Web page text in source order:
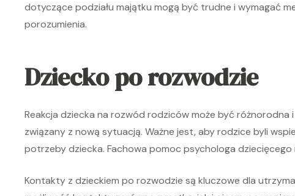
dotyczące podziału majątku mogą być trudne i wymagać
porozumienia.
Dziecko po rozwodzie
Reakcja dziecka na rozwód rodziców może być
związany z nową sytuacją. Ważne jest, aby rodzice byli
potrzeby dziecka. Fachowa pomoc psychologa
Kontakty z dzieckiem po rozwodzie są kluczowe dla